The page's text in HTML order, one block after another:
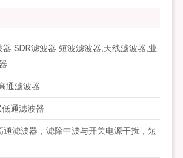
器,SDR滤波器,短波滤波器,天线滤波器,业
通滤波器
通滤波器
通滤波器，滤除中波与开关电源干扰，短